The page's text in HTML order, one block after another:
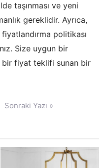
taşınması ve yeni
gereklidir. Ayrıca,
politikası
Size uygun bir
bir fiyat teklifi sunan bir
Sonraki Yazı »